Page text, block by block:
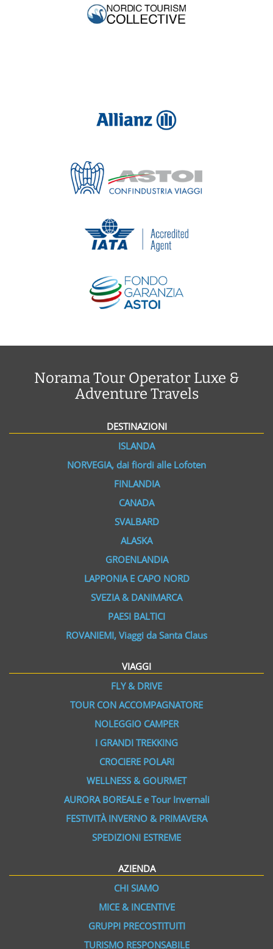
Norama Tour Operator Luxe &
Adventure Travels
DESTINAZIONI
ISLANDA
NORVEGIA, dai fiordi alle Lofoten
FINLANDIA
CANADA
SVALBARD
ALASKA
GROENLANDIA
LAPPONIA E CAPO NORD
SVEZIA & DANIMARCA
PAESI BALTICI
ROVANIEMI, Viaggi da Santa Claus
VIAGGI
FLY & DRIVE
TOUR CON ACCOMPAGNATORE
NOLEGGIO CAMPER
I GRANDI TREKKING
CROCIERE POLARI
WELLNESS & GOURMET
AURORA BOREALE e Tour Invernali
FESTIVITÀ INVERNO & PRIMAVERA
SPEDIZIONI ESTREME
AZIENDA
CHI SIAMO
MICE & INCENTIVE
GRUPPI PRECOSTITUITI
TURISMO RESPONSABILE